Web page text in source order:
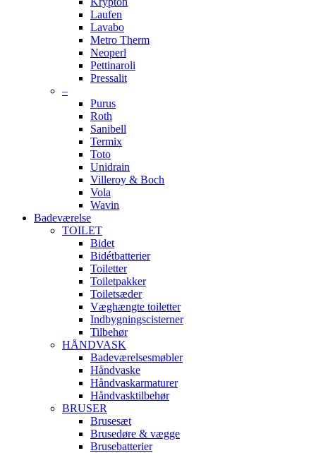
Laufen
Lavabo
Metro Therm
Neoperl
Pettinaroli
Pressalit
–
Purus
Roth
Sanibell
Termix
Toto
Unidrain
Villeroy & Boch
Vola
Wavin
Badeværelse
TOILET
Bidet
Bidétbatterier
Toiletter
Toiletpakker
Toiletsæder
Væghængte toiletter
Indbygningscisterner
Tilbehør
HÅNDVASK
Badeværelsesmøbler
Håndvaske
Håndvaskarmaturer
Håndvasktilbehør
BRUSER
Brusesæt
Brusedøre & vægge
Brusebatterier